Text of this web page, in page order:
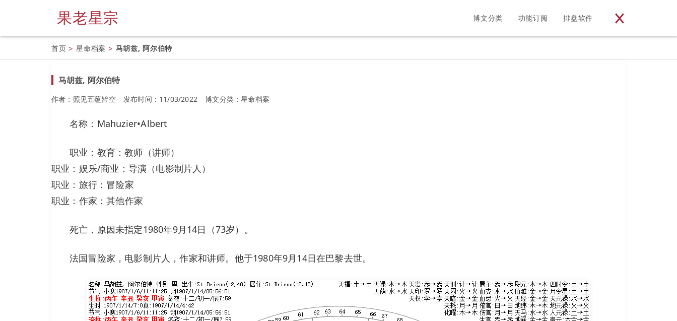
果老星宗 博文分类 功能订阅 排盘软件
首页 > 星命档案 > 马胡兹, 阿尔伯特
马胡兹, 阿尔伯特
作者：照见五蕴皆空 发布时间：11/03/2022 博文分类：星命档案
名称：Mahuzier•Albert
职业：教育：教师（讲师）
职业：娱乐/商业：导演（电影制片人）
职业：旅行：冒险家
职业：作家：其他作家
死亡，原因未指定1980年9月14日（73岁）。
法国冒险家，电影制片人，作家和讲师。他于1980年9月14日在巴黎去世。